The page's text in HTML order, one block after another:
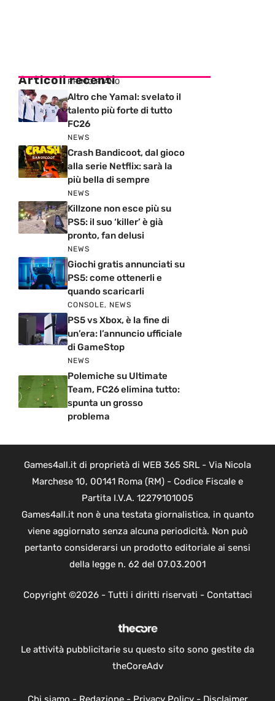
Articoli recenti
PRIMO PIANO
Altro che Yamal: svelato il
talento più forte di tutto
FC26
NEWS
Crash Bandicoot, dal gioco
alla serie Netflix: sarà la
più bella di sempre
NEWS
Killzone non esce più su
PS5: il suo ‘killer’ è già
pronto, fan delusi
NEWS
Giochi gratis annunciati su
PS5: come ottenerli e
quando scaricarli
CONSOLE, NEWS
PS5 vs Xbox, è la fine di
un’era: l’annuncio ufficiale
di GameStop
NEWS
Polemiche su Ultimate
Team, FC26 elimina tutto:
spunta un grosso
problema
Games4all.it di proprietà di WEB 365 SRL - Via Nicola
Marchese 10, 00141 Roma (RM) - Codice Fiscale e
Partita I.V.A. 12279101005
Games4all.it non è una testata giornalistica, in quanto
viene aggiornato senza alcuna periodicità. Non può
pertanto considerarsi un prodotto editoriale ai sensi
della legge n. 62 del 07.03.2001
Copyright ©2026 - Tutti i diritti riservati - Contattaci
Le attività pubblicitarie su questo sito sono gestite da
theCoreAdv